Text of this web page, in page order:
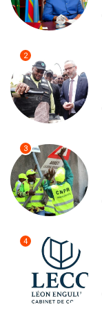
2
3
4